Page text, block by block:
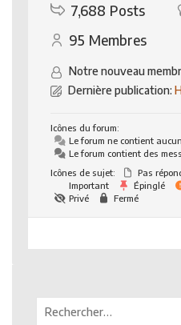
7,688 Posts
95 Membres
Notre nouveau
Dernière publication:
Icônes du forum:
Le forum ne contient
Le forum contient des
Icônes de sujet:
Pas
Important
Épinglé
Privé
Fermé